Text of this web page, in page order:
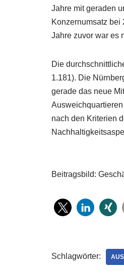
Jahre mit geraden
Konzernumsatz
Jahre zuvor war es
Die
1.181). Die
gerade das neue
nach den Kriterien
Beitragsbild:
Schlagwörter: